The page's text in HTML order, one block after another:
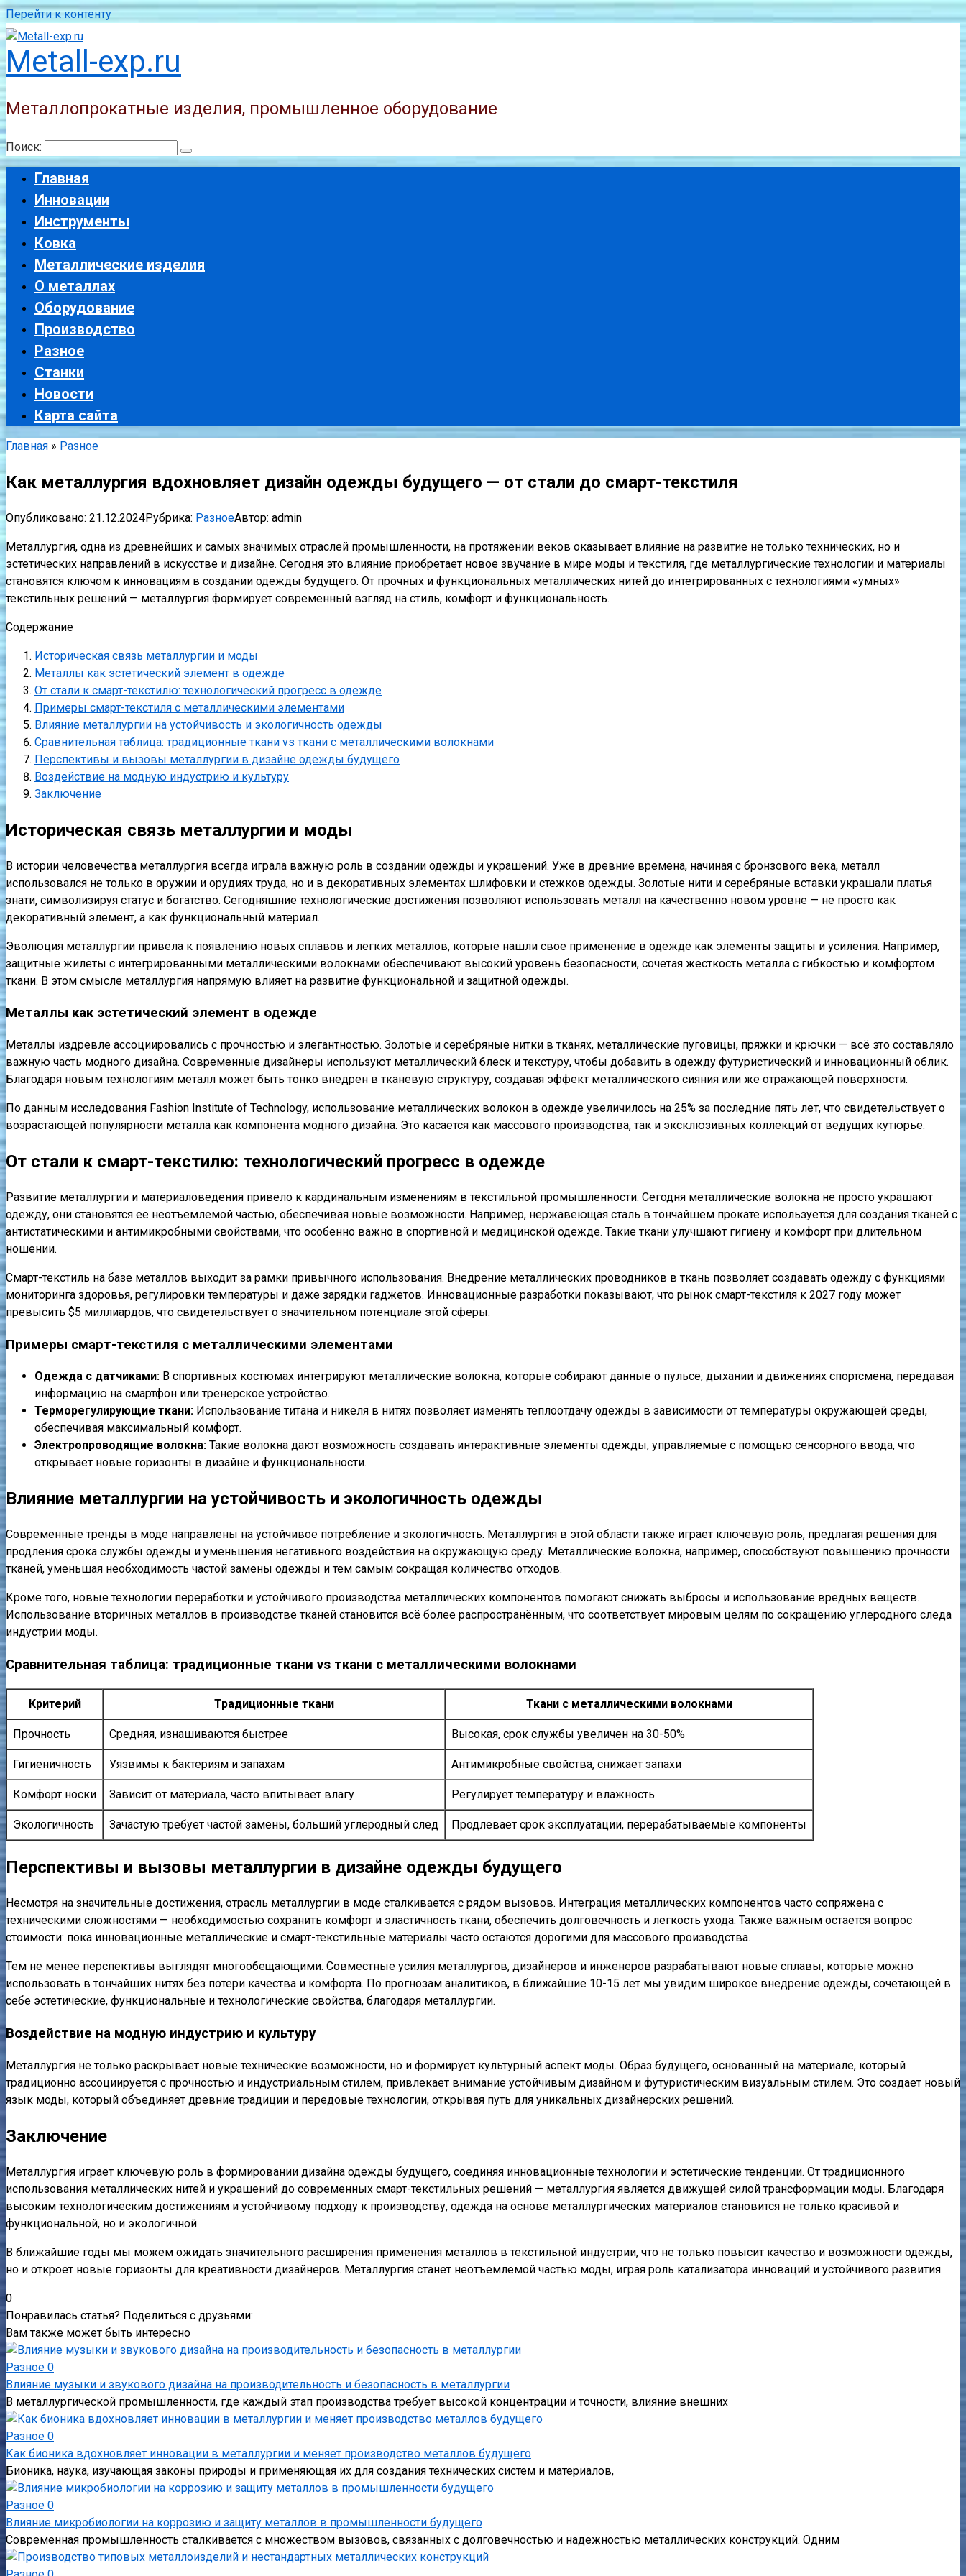
Перейти к контенту
Metall-exp.ru
Металлопрокатные изделия, промышленное оборудование
Поиск:
Главная
Инновации
Инструменты
Ковка
Металлические изделия
О металлах
Оборудование
Производство
Разное
Станки
Новости
Карта сайта
Главная » Разное
Как металлургия вдохновляет дизайн одежды будущего — от стали до смарт-текстиля
Опубликовано: 21.12.2024Рубрика: РазноеАвтор: admin
Металлургия, одна из древнейших и самых значимых отраслей промышленности, на протяжении веков оказывает влияние на развитие не только технических, но и
эстетических направлений в искусстве и дизайне. Сегодня это влияние приобретает новое звучание в мире моды и текстиля, где металлургические технологии и материалы
становятся ключом к инновациям в создании одежды будущего. От прочных и функциональных металлических нитей до интегрированных с технологиями «умных»
текстильных решений — металлургия формирует современный взгляд на стиль, комфорт и функциональность.
Содержание
Историческая связь металлургии и моды
Металлы как эстетический элемент в одежде
От стали к смарт-текстилю: технологический прогресс в одежде
Примеры смарт-текстиля с металлическими элементами
Влияние металлургии на устойчивость и экологичность одежды
Сравнительная таблица: традиционные ткани vs ткани с металлическими волокнами
Перспективы и вызовы металлургии в дизайне одежды будущего
Воздействие на модную индустрию и культуру
Заключение
Историческая связь металлургии и моды
В истории человечества металлургия всегда играла важную роль в создании одежды и украшений. Уже в древние времена, начиная с бронзового века, металл
использовался не только в оружии и орудиях труда, но и в декоративных элементах шлифовки и стежков одежды. Золотые нити и серебряные вставки украшали платья
знати, символизируя статус и богатство. Сегодняшние технологические достижения позволяют использовать металл на качественно новом уровне — не просто как
декоративный элемент, а как функциональный материал.
Эволюция металлургии привела к появлению новых сплавов и легких металлов, которые нашли свое применение в одежде как элементы защиты и усиления. Например,
защитные жилеты с интегрированными металлическими волокнами обеспечивают высокий уровень безопасности, сочетая жесткость металла с гибкостью и комфортом
ткани. В этом смысле металлургия напрямую влияет на развитие функциональной и защитной одежды.
Металлы как эстетический элемент в одежде
Металлы издревле ассоциировались с прочностью и элегантностью. Золотые и серебряные нитки в тканях, металлические пуговицы, пряжки и крючки — всё это составляло
важную часть модного дизайна. Современные дизайнеры используют металлический блеск и текстуру, чтобы добавить в одежду футуристический и инновационный облик.
Благодаря новым технологиям металл может быть тонко внедрен в тканевую структуру, создавая эффект металлического сияния или же отражающей поверхности.
По данным исследования Fashion Institute of Technology, использование металлических волокон в одежде увеличилось на 25% за последние пять лет, что свидетельствует о
возрастающей популярности металла как компонента модного дизайна. Это касается как массового производства, так и эксклюзивных коллекций от ведущих кутюрье.
От стали к смарт-текстилю: технологический прогресс в одежде
Развитие металлургии и материаловедения привело к кардинальным изменениям в текстильной промышленности. Сегодня металлические волокна не просто украшают
одежду, они становятся её неотъемлемой частью, обеспечивая новые возможности. Например, нержавеющая сталь в тончайшем прокате используется для создания тканей с
антистатическими и антимикробными свойствами, что особенно важно в спортивной и медицинской одежде. Такие ткани улучшают гигиену и комфорт при длительном
ношении.
Смарт-текстиль на базе металлов выходит за рамки привычного использования. Внедрение металлических проводников в ткань позволяет создавать одежду с функциями
мониторинга здоровья, регулировки температуры и даже зарядки гаджетов. Инновационные разработки показывают, что рынок смарт-текстиля к 2027 году может
превысить $5 миллиардов, что свидетельствует о значительном потенциале этой сферы.
Примеры смарт-текстиля с металлическими элементами
Одежда с датчиками: В спортивных костюмах интегрируют металлические волокна, которые собирают данные о пульсе, дыхании и движениях спортсмена, передавая
информацию на смартфон или тренерское устройство.
Терморегулирующие ткани: Использование титана и никеля в нитях позволяет изменять теплоотдачу одежды в зависимости от температуры окружающей среды,
обеспечивая максимальный комфорт.
Электропроводящие волокна: Такие волокна дают возможность создавать интерактивные элементы одежды, управляемые с помощью сенсорного ввода, что
открывает новые горизонты в дизайне и функциональности.
Влияние металлургии на устойчивость и экологичность одежды
Современные тренды в моде направлены на устойчивое потребление и экологичность. Металлургия в этой области также играет ключевую роль, предлагая решения для
продления срока службы одежды и уменьшения негативного воздействия на окружающую среду. Металлические волокна, например, способствуют повышению прочности
тканей, уменьшая необходимость частой замены одежды и тем самым сокращая количество отходов.
Кроме того, новые технологии переработки и устойчивого производства металлических компонентов помогают снижать выбросы и использование вредных веществ.
Использование вторичных металлов в производстве тканей становится всё более распространённым, что соответствует мировым целям по сокращению углеродного следа
индустрии моды.
Сравнительная таблица: традиционные ткани vs ткани с металлическими волокнами
Критерий Традиционные ткани Ткани с металлическими волокнами
Прочность Средняя, изнашиваются быстрее Высокая, срок службы увеличен на 30-50%
Гигиеничность Уязвимы к бактериям и запахам Антимикробные свойства, снижает запахи
Комфорт носки Зависит от материала, часто впитывает влагу Регулирует температуру и влажность
Экологичность Зачастую требует частой замены, больший углеродный след Продлевает срок эксплуатации, перерабатываемые компоненты
Перспективы и вызовы металлургии в дизайне одежды будущего
Несмотря на значительные достижения, отрасль металлургии в моде сталкивается с рядом вызовов. Интеграция металлических компонентов часто сопряжена с
техническими сложностями — необходимостью сохранить комфорт и эластичность ткани, обеспечить долговечность и легкость ухода. Также важным остается вопрос
стоимости: пока инновационные металлические и смарт-текстильные материалы часто остаются дорогими для массового производства.
Тем не менее перспективы выглядят многообещающими. Совместные усилия металлургов, дизайнеров и инженеров разрабатывают новые сплавы, которые можно
использовать в тончайших нитях без потери качества и комфорта. По прогнозам аналитиков, в ближайшие 10-15 лет мы увидим широкое внедрение одежды, сочетающей в
себе эстетические, функциональные и технологические свойства, благодаря металлургии.
Воздействие на модную индустрию и культуру
Металлургия не только раскрывает новые технические возможности, но и формирует культурный аспект моды. Образ будущего, основанный на материале, который
традиционно ассоциируется с прочностью и индустриальным стилем, привлекает внимание устойчивым дизайном и футуристическим визуальным стилем. Это создает новый
язык моды, который объединяет древние традиции и передовые технологии, открывая путь для уникальных дизайнерских решений.
Заключение
Металлургия играет ключевую роль в формировании дизайна одежды будущего, соединяя инновационные технологии и эстетические тенденции. От традиционного
использования металлических нитей и украшений до современных смарт-текстильных решений — металлургия является движущей силой трансформации моды. Благодаря
высоким технологическим достижениям и устойчивому подходу к производству, одежда на основе металлургических материалов становится не только красивой и
функциональной, но и экологичной.
В ближайшие годы мы можем ожидать значительного расширения применения металлов в текстильной индустрии, что не только повысит качество и возможности одежды,
но и откроет новые горизонты для креативности дизайнеров. Металлургия станет неотъемлемой частью моды, играя роль катализатора инноваций и устойчивого развития.
0
Понравилась статья? Поделиться с друзьями:
Вам также может быть интересно
Разное 0
Влияние музыки и звукового дизайна на производительность и безопасность в металлургии
В металлургической промышленности, где каждый этап производства требует высокой концентрации и точности, влияние внешних
Разное 0
Как бионика вдохновляет инновации в металлургии и меняет производство металлов будущего
Бионика, наука, изучающая законы природы и применяющая их для создания технических систем и материалов,
Разное 0
Влияние микробиологии на коррозию и защиту металлов в промышленности будущего
Современная промышленность сталкивается с множеством вызовов, связанных с долговечностью и надежностью металлических конструкций. Одним